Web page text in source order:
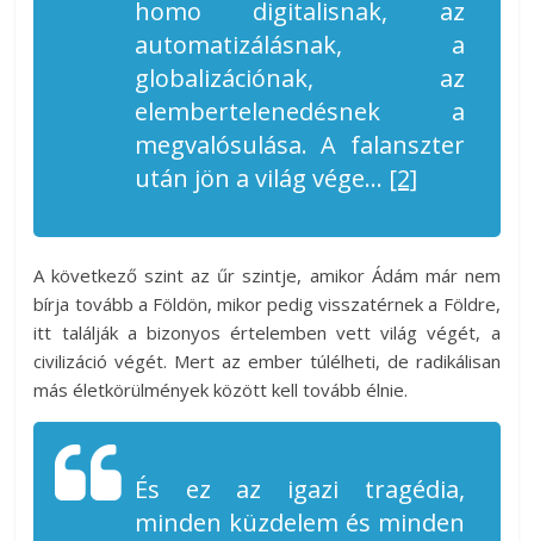
homo digitalisnak, az
automatizálásnak, a
globalizációnak, az
elembertelenedésnek a
megvalósulása. A falanszter
után jön a világ vége… [2]
A következő szint az űr szintje, amikor Ádám már nem
bírja tovább a Földön, mikor pedig visszatérnek a Földre,
itt találják a bizonyos értelemben vett világ végét, a
civilizáció végét. Mert az ember túlélheti, de radikálisan
más életkörülmények között kell tovább élnie.
És ez az igazi tragédia,
minden küzdelem és minden